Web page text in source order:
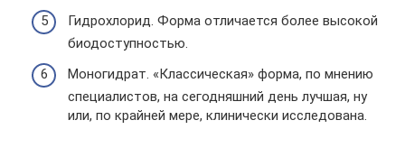
Гидрохлорид. Форма отличается более высокой
биодоступностью.
Моногидрат. «Классическая» форма, по мнению
специалистов, на сегодняшний день лучшая, ну
или, по крайней мере, клинически исследована.